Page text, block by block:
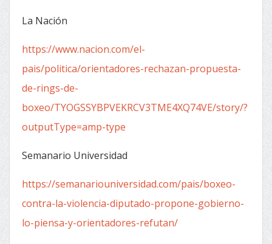
La Nación
https://www.nacion.com/el-
pais/politica/orientadores-rechazan-propuesta-
de-rings-de-
boxeo/TYOGSSYBPVEKRCV3TME4XQ74VE/story/?
outputType=amp-type
Semanario Universidad
https://semanariouniversidad.com/pais/boxeo-
contra-la-violencia-diputado-propone-gobierno-
lo-piensa-y-orientadores-refutan/